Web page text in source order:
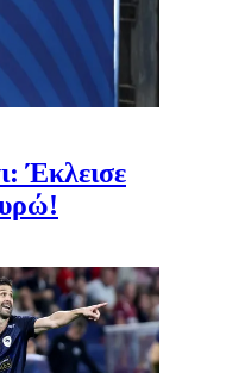
Έκλεισε